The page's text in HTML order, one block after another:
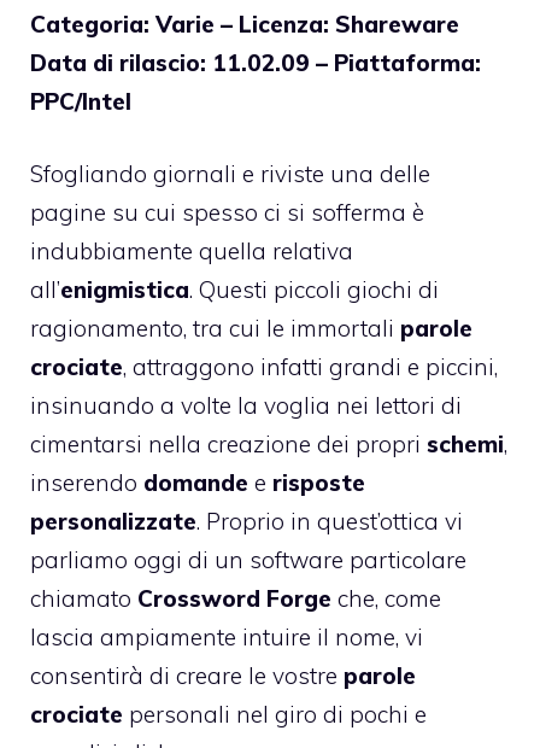
Categoria: Varie – Licenza: Shareware
Data di rilascio: 11.02.09 – Piattaforma:
PPC/Intel
Sfogliando giornali e riviste una delle
pagine su cui spesso ci si sofferma è
indubbiamente quella relativa
all’enigmistica. Questi piccoli giochi di
ragionamento, tra cui le immortali parole
crociate, attraggono infatti grandi e piccini,
insinuando a volte la voglia nei lettori di
cimentarsi nella creazione dei propri schemi,
inserendo domande e risposte
personalizzate. Proprio in quest’ottica vi
parliamo oggi di un software particolare
chiamato Crossword Forge che, come
lascia ampiamente intuire il nome, vi
consentirà di creare le vostre parole
crociate personali nel giro di pochi e